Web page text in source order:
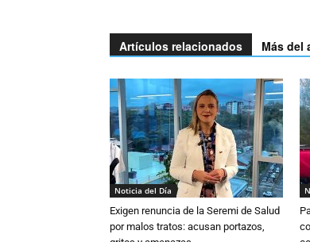
Artículos relacionados Más del
Noticia del Día
Exigen renuncia de la Seremi de Salud
por malos tratos: acusan portazos,